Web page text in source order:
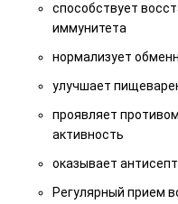
способствует
иммунитета
нормализует
улучшает
проявляет
активность
оказывает
Регулярный прием